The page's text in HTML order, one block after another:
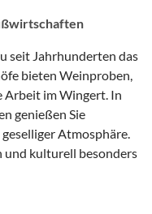
seit Jahrhunderten das
bieten Weinproben,
Arbeit im Wingert. In
genießen Sie
Atmosphäre.
und kulturell besonders